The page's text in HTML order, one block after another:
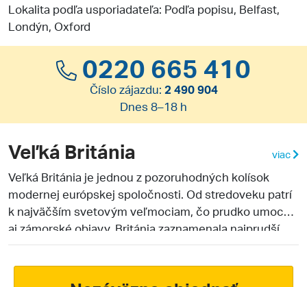
Lokalita podľa usporiadateľa: Podľa popisu, Belfast,
Londýn, Oxford
0220 665 410
Číslo zájazdu: 2 490 904
Dnes 8–18 h
Veľká Británia viac
Veľká Británia je jednou z pozoruhodných kolísok
modernej európskej spoločnosti. Od stredoveku patrí
k najväčším svetovým veľmociam, čo prudko umocnili
aj zámorské objavy. Británia zaznamenala najprudší
rozmach v 19. storočí, kedy položila základy pre
priemyselnú revolúciu vo všetkých moderných
štátoch sveta. Z hľadiska cestovného ruchu je